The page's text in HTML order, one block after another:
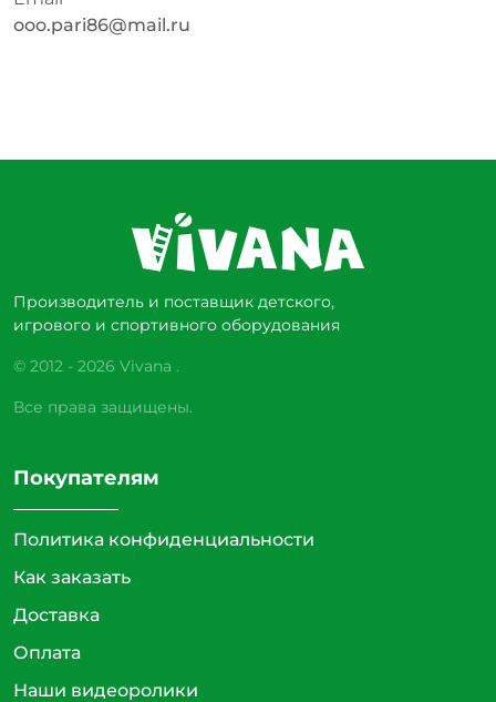
ooo.pari86@mail.ru
Производитель и поставщик детского,
игрового и спортивного оборудования
© 2012 - 2026 Vivana .
Все права защищены.
Покупателям
Политика конфиденциальности
Как заказать
Доставка
Оплата
Наши видеоролики